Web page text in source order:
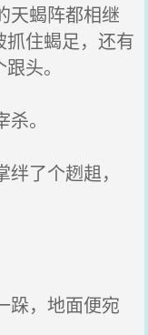
天蝎阵都相继
住蝎足，还有
头。
。
了个趔趄，
跺，地面便宛